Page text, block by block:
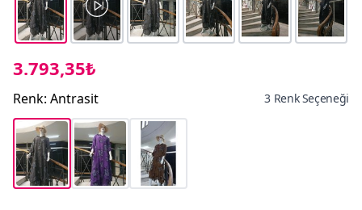
3.793,35₺
Renk: Antrasit 3 Renk Seçeneği